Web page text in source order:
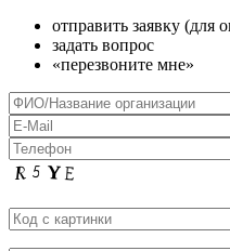
отправить заявку
задать вопрос
«перезвоните мне»